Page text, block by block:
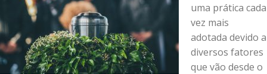
uma prática cada
vez mais
adotada devido a
diversos fatores
que vão desde o